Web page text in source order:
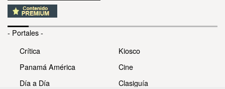
- Portales -
Crítica
Panamá América
Día a Día
Kiosco
Cine
Clasiguía